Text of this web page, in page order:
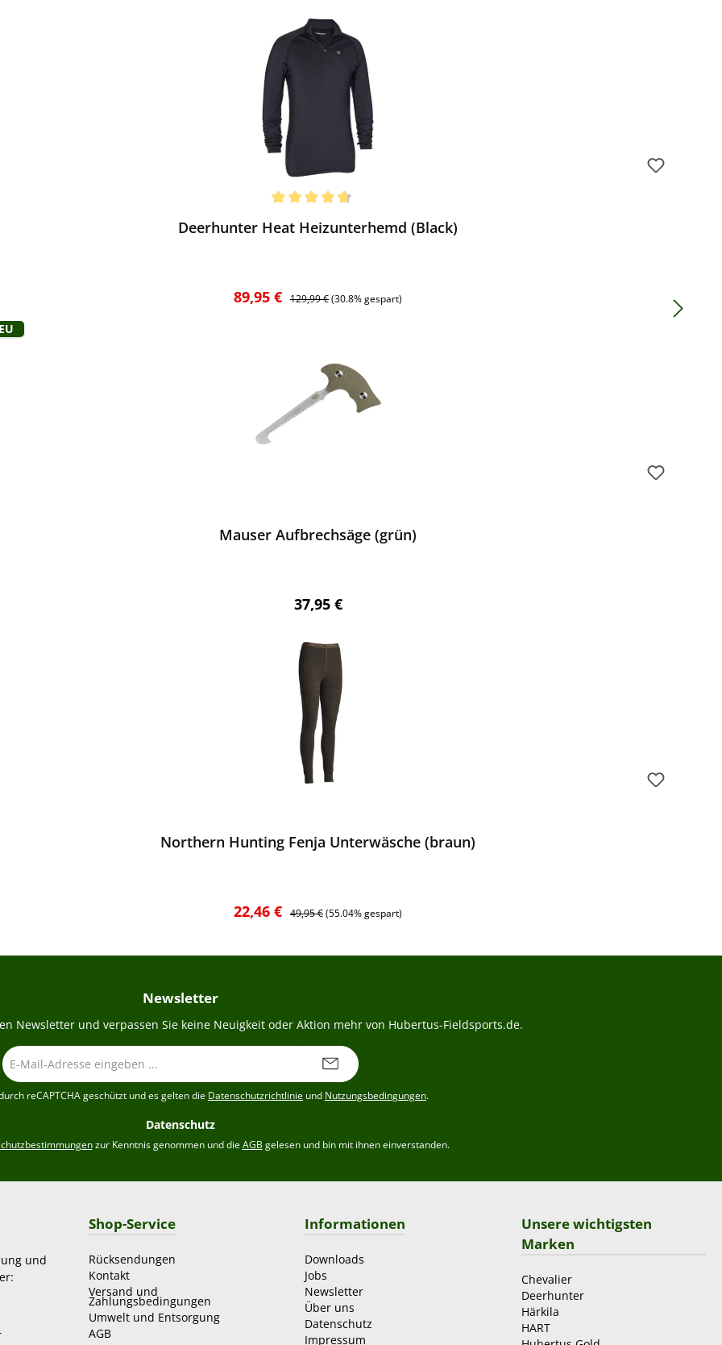
Deerhunter Heat Heizunterhemd (Black)
Verkaufspreis:
89,95 € Regulärer Preis:
129,99 €(30.8% gespart)
Mauser Aufbrechsäge (grün)
Regulärer Preis:
37,95 €
Northern Hunting Fenja Unterwäsche (braun)
Verkaufspreis:
22,46 € Regulärer Preis:
49,95 €(55.04% gespart)
Newsletter
Newsletter und verpassen Sie keine Neuigkeit oder Aktion mehr von Hubertus-Fieldsports.de.
E-
Mail-
AdressereCAPTCHA geschützt und es gelten die Datenschutzrichtlinie und Nutzungsbedingungen.
Datenschutz
zur Kenntnis genommen und dieAGB gelesen und bin mit ihnen einverstanden.
und
Shop-Service
Rücksendungen
Kontakt
Versand und
Zahlungsbedingungen
Umwelt und Entsorgung
AGB
Informationen
Downloads
Jobs
Newsletter
Über uns
Datenschutz
Impressum
Unsere wichtigsten
Marken
Chevalier
Deerhunter
Härkila
HART